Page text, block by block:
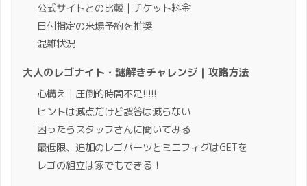
公式サイトとの比較｜チケット料金
日付指定の来場予約を推奨
混雑状況
大人のレゴナイト・謎解きチャレンジ｜攻略方法
心構え｜圧倒的時間不足!!!!!
ヒントは減点だけど誤答は減らない
困ったらスタッフさんに聞いてみる
最低限、追加のレゴパーツとミニフィグはGETを
レゴの組立は家でもできる！